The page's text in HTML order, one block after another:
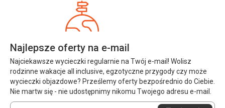
Najlepsze oferty na e-mail
Najciekawsze wycieczki regularnie na Twój e-mail! Wolisz
rodzinne wakacje all inclusive, egzotyczne przygody czy może
wycieczki objazdowe? Prześlemy oferty bezpośrednio do Ciebie.
Nie martw się - nie udostępnimy nikomu Twojego adresu e-mail.
Wprowadź